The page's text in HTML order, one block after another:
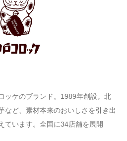
ッケのブランド。1989年創設。北
など、素材本来のおいしさを引き出
ています。全国に34店舗を展開